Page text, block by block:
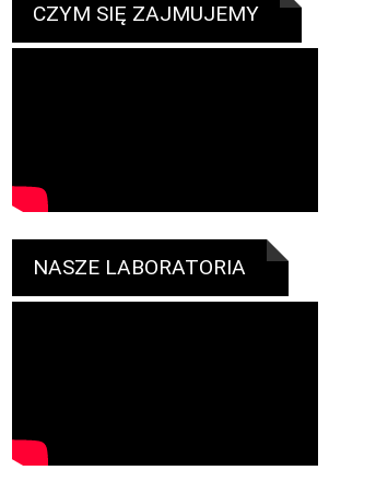
CZYM SIĘ ZAJMUJEMY
NASZE LABORATORIA